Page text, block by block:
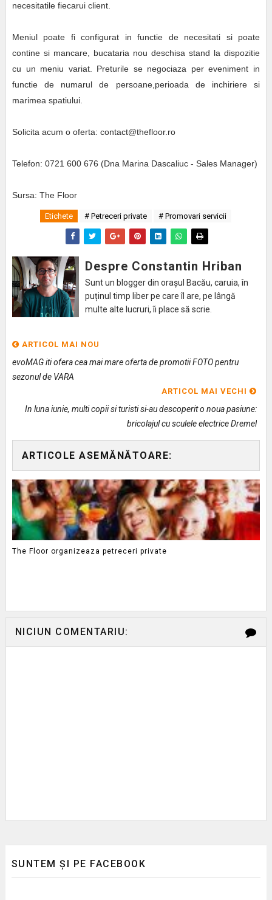
necesitatile fiecarui client.
Meniul poate fi configurat in functie de necesitati si poate
contine si mancare, bucataria nou deschisa stand la dispozitie
cu un meniu variat. Preturile se negociaza per eveniment in
functie de numarul de persoane,perioada de inchiriere si
marimea spatiului.
Solicita acum o oferta: contact@thefloor.ro
Telefon: 0721 600 676 (Dna Marina Dascaliuc - Sales Manager)
Sursa: The Floor
Etichete # Petreceri private # Promovari servicii
Despre Constantin Hriban
Sunt un blogger din orașul Bacău, caruia, în
puținul timp liber pe care îl are, pe lângă
multe alte lucruri, îi place să scrie.
ARTICOL MAI NOU
evoMAG iti ofera cea mai mare oferta de promotii FOTO pentru
sezonul de VARA
ARTICOL MAI VECHI
In luna iunie, multi copii si turisti si-au descoperit o noua pasiune:
bricolajul cu sculele electrice Dremel
ARTICOLE ASEMĂNĂTOARE:
The Floor organizeaza petreceri private
NICIUN COMENTARIU:
SUNTEM ȘI PE FACEBOOK